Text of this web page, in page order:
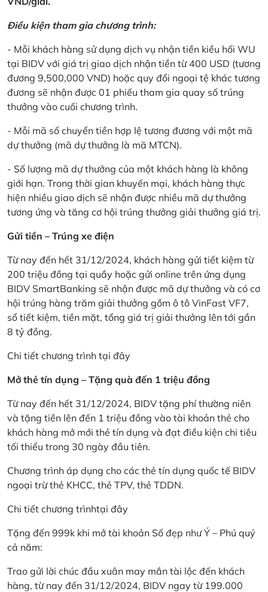
Điều kiện tham gia chương trình:
- Mỗi khách hàng sử dụng dịch vụ nhận tiền kiều hối WU
tại BIDV với giá trị giao dịch nhận tiền từ 400 USD (tương
đương 9,500,000 VND) hoặc quy đổi ngoại tệ khác tương
đương sẽ nhận được 01 phiếu tham gia quay số trúng
thưởng vào cuối chương trình.
- Mỗi mã số chuyển tiền hợp lệ tương đương với một mã
dự thưởng (mã dự thưởng là mã MTCN).
- Số lượng mã dự thưởng của một khách hàng là không
giới hạn. Trong thời gian khuyến mại, khách hàng thực
hiện nhiều giao dịch sẽ nhận được nhiều mã dự thưởng
tương ứng và tăng cơ hội trúng thưởng giải thưởng giá trị.
Gửi tiền – Trúng xe điện
Từ nay đến hết 31/12/2024, khách hàng gửi tiết kiệm từ
200 triệu đồng tại quầy hoặc gửi online trên ứng dụng
BIDV SmartBanking sẽ nhận được mã dự thưởng và có cơ
hội trúng hàng trăm giải thưởng gồm ô tô VinFast VF7,
sổ tiết kiệm, tiền mặt, tổng giá trị giải thưởng lên tới gần
8 tỷ đồng.
Chi tiết chương trình tại đây
Mở thẻ tín dụng – Tặng quà đến 1 triệu đồng
Từ nay đến hết 31/12/2024, BIDV tặng phí thường niên
và tặng tiền lên đến 1 triệu đồng vào tài khoản thẻ cho
khách hàng mở mới thẻ tín dụng và đạt điều kiện chi tiêu
tối thiểu trong 30 ngày đầu tiên.
Chương trình áp dụng cho các thẻ tín dụng quốc tế BIDV
ngoại trừ thẻ KHCC, thẻ TPV, thẻ TDDN.
Chi tiết chương trìnhtại đây
Tặng đến 999k khi mở tài khoản Số đẹp như Ý – Phú quý
cả năm:
Trao gửi lời chúc đầu xuân may mắn tài lộc đến khách
hàng, từ nay đến 31/12/2024, BIDV ngay từ 199.000